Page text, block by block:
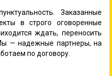
Заказанные
в строго оговоренные
ждать, переносить
— надежные партнеры, на
по договору.